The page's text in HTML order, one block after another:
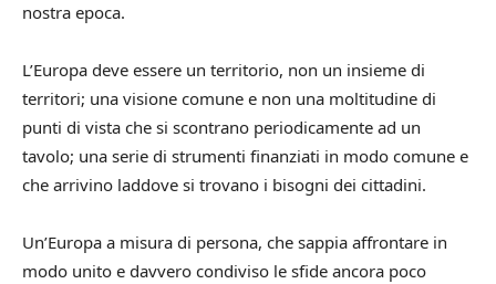
nostra epoca.
L’Europa deve essere un territorio, non un insieme di
territori; una visione comune e non una moltitudine di
punti di vista che si scontrano periodicamente ad un
tavolo; una serie di strumenti finanziati in modo comune e
che arrivino laddove si trovano i bisogni dei cittadini.
Un’Europa a misura di persona, che sappia affrontare in
modo unito e davvero condiviso le sfide ancora poco